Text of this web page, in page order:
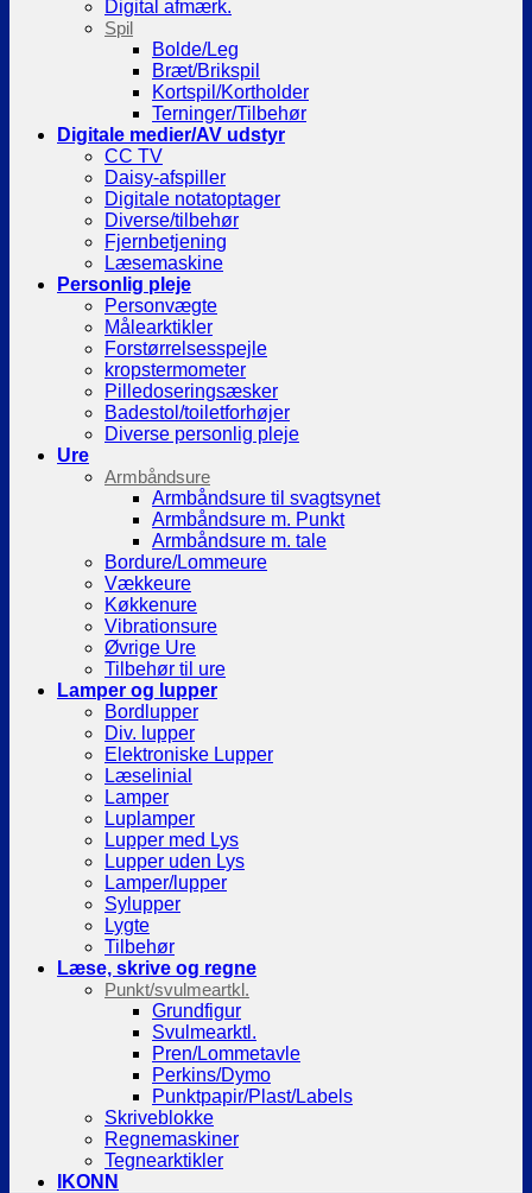
Digital afmærk.
Spil
Bolde/Leg
Bræt/Brikspil
Kortspil/Kortholder
Terninger/Tilbehør
Digitale medier/AV udstyr
CC TV
Daisy-afspiller
Digitale notatoptager
Diverse/tilbehør
Fjernbetjening
Læsemaskine
Personlig pleje
Personvægte
Målearktikler
Forstørrelsesspejle
kropstermometer
Pilledoseringsæsker
Badestol/toiletforhøjer
Diverse personlig pleje
Ure
Armbåndsure
Armbåndsure til svagtsynet
Armbåndsure m. Punkt
Armbåndsure m. tale
Bordure/Lommeure
Vækkeure
Køkkenure
Vibrationsure
Øvrige Ure
Tilbehør til ure
Lamper og lupper
Bordlupper
Div. lupper
Elektroniske Lupper
Læselinial
Lamper
Luplamper
Lupper med Lys
Lupper uden Lys
Lamper/lupper
Sylupper
Lygte
Tilbehør
Læse, skrive og regne
Punkt/svulmeartkl.
Grundfigur
Svulmearktl.
Pren/Lommetavle
Perkins/Dymo
Punktpapir/Plast/Labels
Skriveblokke
Regnemaskiner
Tegnearktikler
IKONN